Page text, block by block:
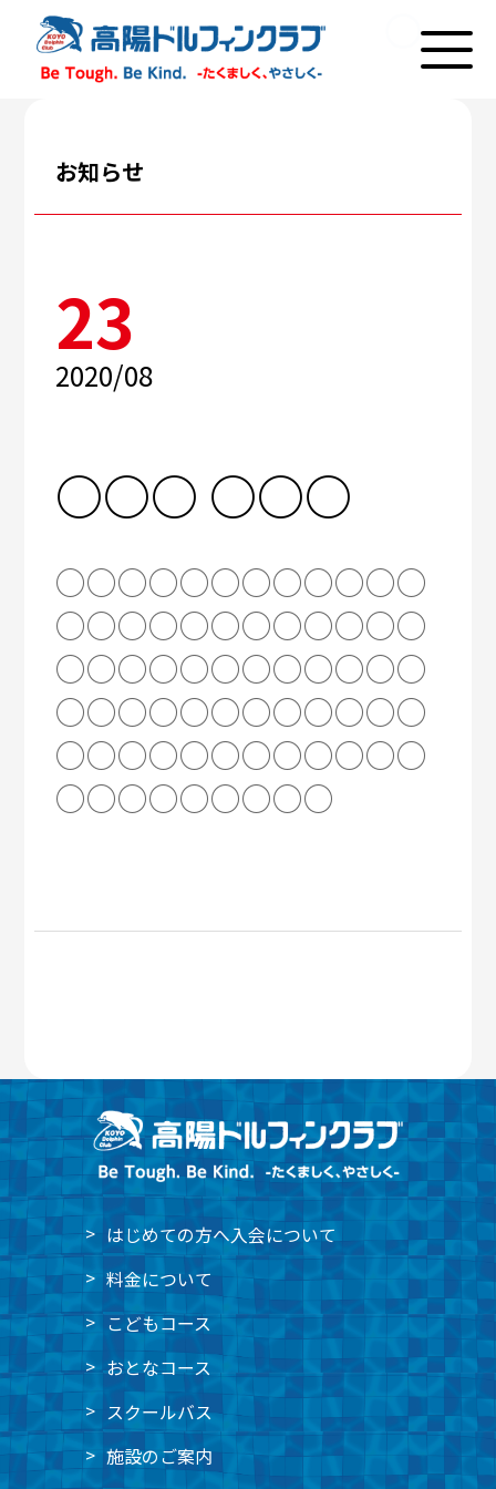
お知らせ
23
2020/08
○○○ ○○○
○○○○○○○○○○○○
○○○○○○○○○○○○
○○○○○○○○○○○○
○○○○○○○○○○○○
○○○○○○○○○○○○
○○○○○○○○○
はじめての方へ入会について
料金について
こどもコース
おとなコース
スクールバス
施設のご案内